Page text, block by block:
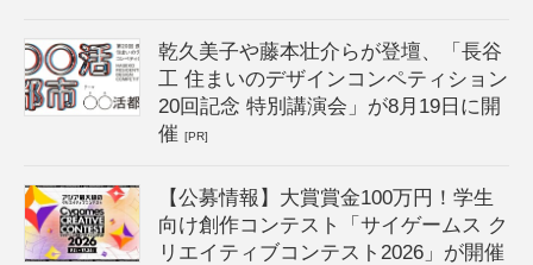
乾久美子や藤本壮介らが登壇、「長谷
工 住まいのデザインコンペティション
20回記念 特別講演会」が8月19日に開
催[PR]
【公募情報】大賞賞金100万円！学生
向け創作コンテスト「サイゲームス ク
リエイティブコンテスト2026」が開催